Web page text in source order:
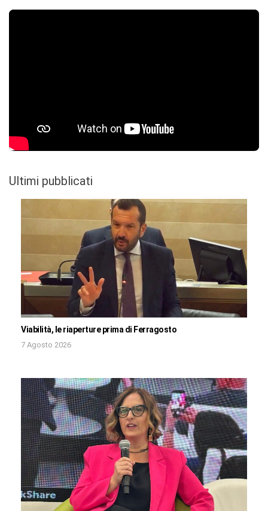
Ultimi pubblicati
Viabilità, le riaperture prima di Ferragosto
7 Agosto 2026